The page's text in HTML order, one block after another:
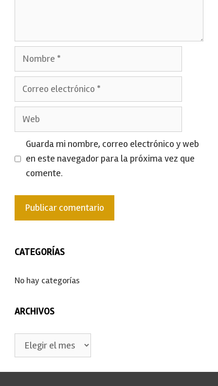
Nombre
Correo
Web
Guarda mi nombre, correo electrónico y web
en este navegador para la próxima vez que
comente.
CATEGORÍAS
No hay categorías
ARCHIVOS
Archivos